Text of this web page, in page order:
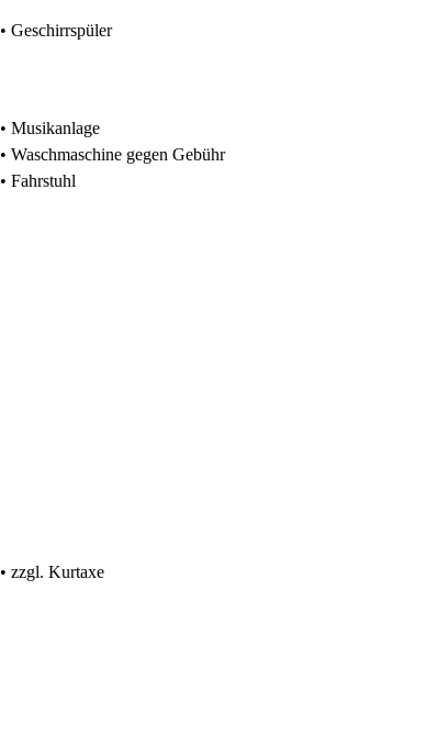
• Geschirrspüler
• Musikanlage
• Waschmaschine gegen Gebühr
• Fahrstuhl
• zzgl. Kurtaxe